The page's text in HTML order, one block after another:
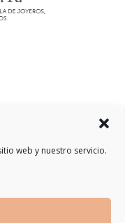
web y nuestro servicio.